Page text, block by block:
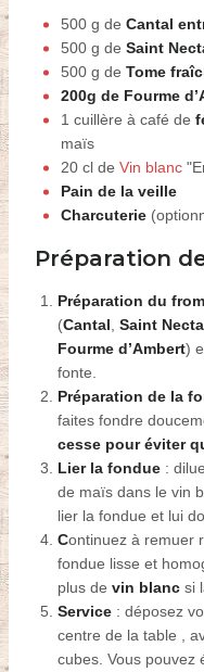
500 g de Cantal
500 g de Saint
500 g de Tome
200g de Fourme
1 cuillère à café de
maïs
20 clde Vin blanc
Pain de la veille
Charcuterie
Préparation
Préparation du
(Cantal Saint
Fourme d’Ambert)
fonte.
Préparation de la
faites fondre
cesse pour éviter
Lier la fondue:
de maïs dans le vin
lier la fondue et lui
Continuez à remuer
fondue lisse et
plus de vin blancsi
Service: déposez
centre de la table
,
cubes. Vous pouvez